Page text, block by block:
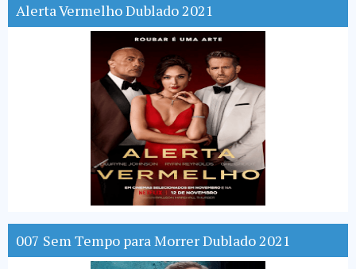
Alerta Vermelho Dublado 2021
007 Sem Tempo para Morrer Dublado 2021